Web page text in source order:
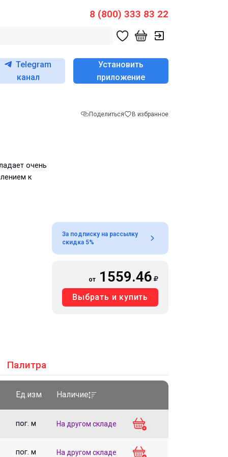
8 (800) 333 83 22
Telegram
канал
Установить
приложение
Поделиться В избранное
очень
к
За подписку на рассылку
скидка 5%
от 1559.46
Выбрать и купить
Палитра
Ед.изм Наличие
пог. м На другом складе
пог. м На другом складе